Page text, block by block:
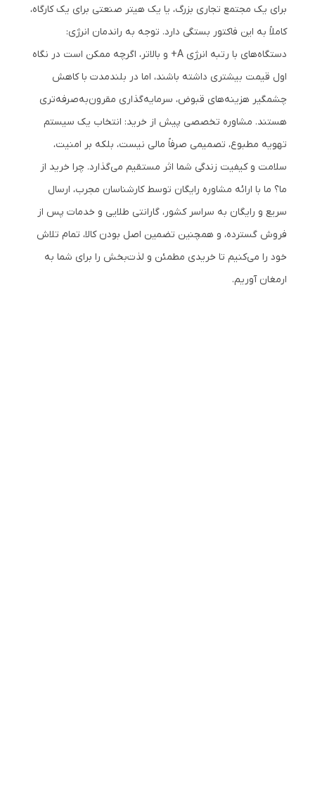
برای یک مجتمع تجاری بزرگ، یا یک هیتر صنعتی برای یک کارگاه،
کاملاً به این فاکتور بستگی دارد. توجه به راندمان انرژی:
دستگاه‌های با رتبه انرژی A+ و بالاتر، اگرچه ممکن است در نگاه
اول قیمت بیشتری داشته باشند، اما در بلندمدت با کاهش
چشمگیر هزینه‌های قبوض، سرمایه‌گذاری مقرون‌به‌صرفه‌تری
هستند. مشاوره تخصصی پیش از خرید: انتخاب یک سیستم
تهویه مطبوع، تصمیمی صرفاً مالی نیست، بلکه بر امنیت،
سلامت و کیفیت زندگی شما اثر مستقیم می‌گذارد. چرا خرید از
ما؟ ما با ارائه مشاوره رایگان توسط کارشناسان مجرب، ارسال
سریع و رایگان به سراسر کشور، گارانتی طلایی و خدمات پس از
فروش گسترده، و همچنین تضمین اصل بودن کالا، تمام تلاش
خود را می‌کنیم تا خریدی مطمئن و لذت‌بخش را برای شما به
ارمغان آوریم.